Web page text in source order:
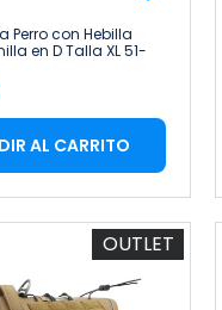
Perro con Hebilla
en D Talla XL 51-
AL CARRITO
OUTLET